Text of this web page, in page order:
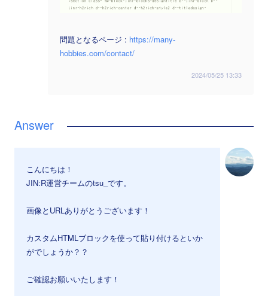
問題となるページ : https://many-
hobbies.com/contact/
2024/05/25 13:33
こんにちは！
JIN:R運営チームのtsu_です。
画像とURLありがとうございます！
カスタムHTMLブロックを使って貼り付けるといか
がでしょうか？？
ご確認お願いいたします！